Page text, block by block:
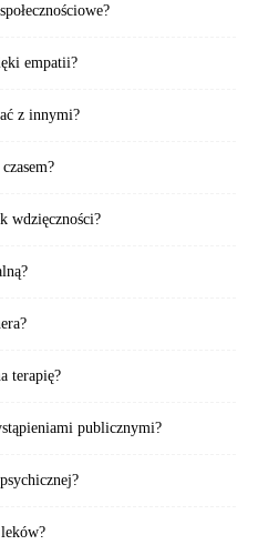
empatii?
z innymi?
wdzięczności?
terapię?
publicznymi?